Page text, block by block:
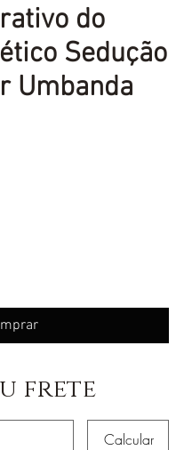
do
Sedução
Umbanda
frete
Calcular